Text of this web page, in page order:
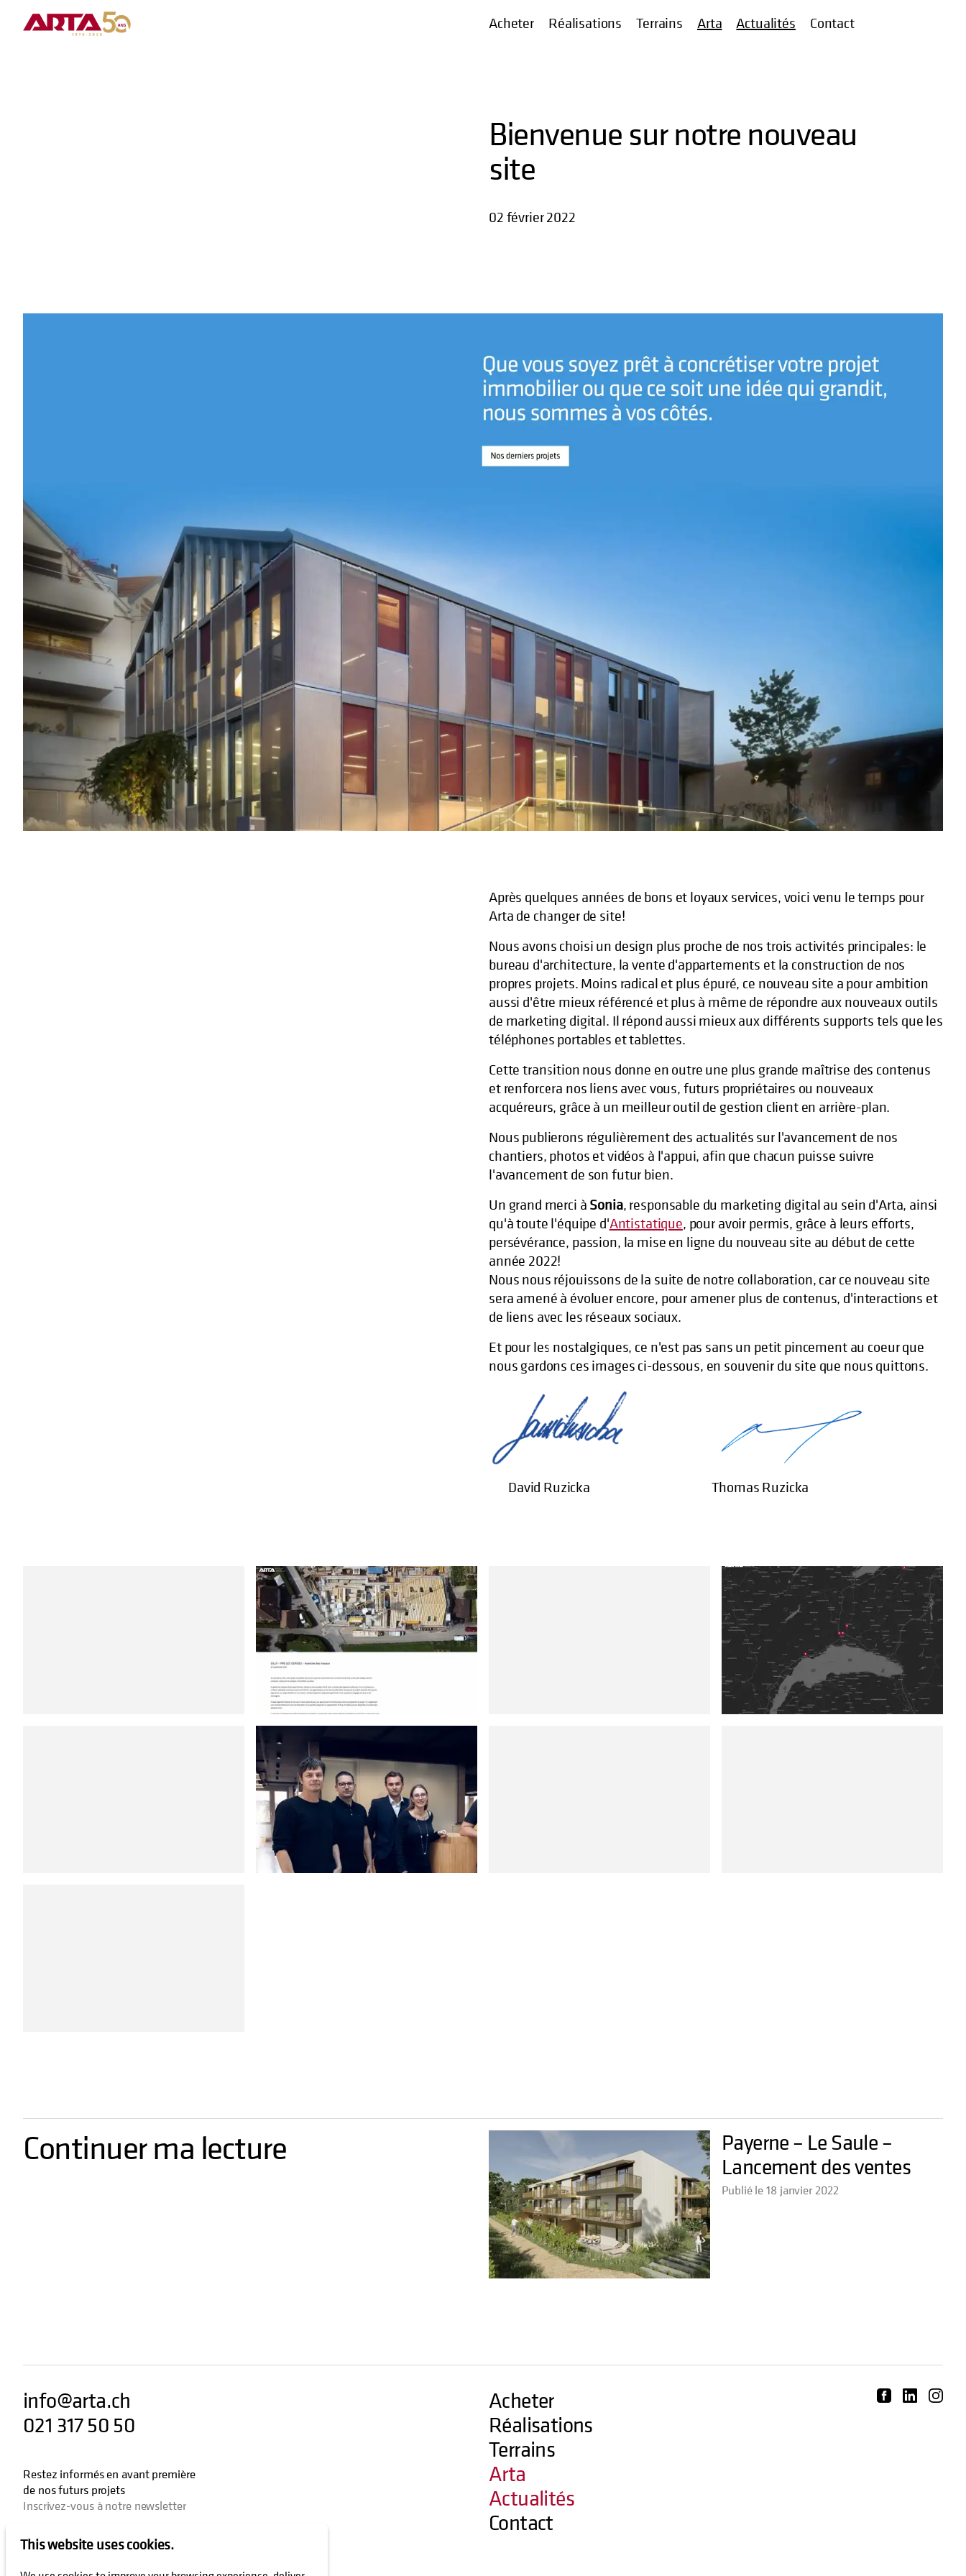
Acheter Réalisations Terrains Arta Actualités Contact
Bienvenue sur notre nouveau
site
02 février 2022
Après quelques années de bons et loyaux services, voici venu le temps pour
Arta de changer de site!
Nous avons choisi un design plus proche de nos trois activités principales: le
bureau d'architecture, la vente d'appartements et la construction de nos
propres projets. Moins radical et plus épuré, ce nouveau site a pour ambition
aussi d'être mieux référencé et plus à même de répondre aux nouveaux outils
de marketing digital. Il répond aussi mieux aux différents supports tels que les
téléphones portables et tablettes.
Cette transition nous donne en outre une plus grande maîtrise des contenus
et renforcera nos liens avec vous, futurs propriétaires ou nouveaux
acquéreurs, grâce à un meilleur outil de gestion client en arrière-plan.
Nous publierons régulièrement des actualités sur l'avancement de nos
chantiers, photos et vidéos à l'appui, afin que chacun puisse suivre
l'avancement de son futur bien.
Un grand merci à Sonia, responsable du marketing digital au sein d'Arta, ainsi
qu'à toute l'équipe d'Antistatique, pour avoir permis, grâce à leurs efforts,
persévérance, passion, la mise en ligne du nouveau site au début de cette
année 2022!
Nous nous réjouissons de la suite de notre collaboration, car ce nouveau site
sera amené à évoluer encore, pour amener plus de contenus, d'interactions et
de liens avec les réseaux sociaux.
Et pour les nostalgiques, ce n'est pas sans un petit pincement au coeur que
nous gardons ces images ci-dessous, en souvenir du site que nous quittons.
David Ruzicka Thomas Ruzicka
Continuer ma lecture
Payerne – Le Saule –
Lancement des ventes
Publié le 18 janvier 2022
info@arta.ch
021 317 50 50
Restez informés en avant première
de nos futurs projets
Inscrivez-vous à notre newsletter
J’autorise que les activités liées à mon email soient enregistrées
Acheter
Réalisations
Terrains
Arta
Actualités
Contact
This website uses cookies.